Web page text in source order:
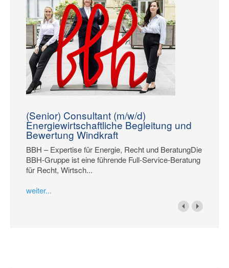
(Senior) Consultant (m/w/d)
Energiewirtschaftliche Begleitung und
Bewertung Windkraft
BBH – Expertise für Energie, Recht und BeratungDie
BBH-Gruppe ist eine führende Full-Service-Beratung
für Recht, Wirtsch...
weiter...